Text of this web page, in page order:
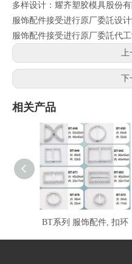
多样设计：耀齐塑胶模具股份
服饰配件接受进行原厂委託设
服饰配件接受进行原厂委託代
上
下
相关产品
BT系列 服饰配件, 扣环